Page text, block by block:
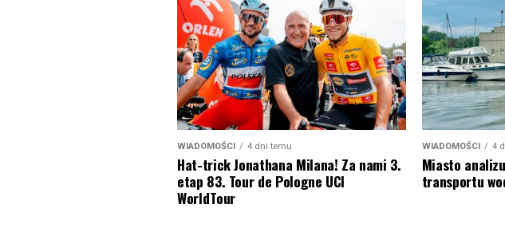
WIADOMOŚCI 4 dni temu
Hat-trick Jonathana Milana! Za nami 3.
etap 83. Tour de Pologne UCI
WorldTour
WIADOMOŚCI 4
Miasto
transportu